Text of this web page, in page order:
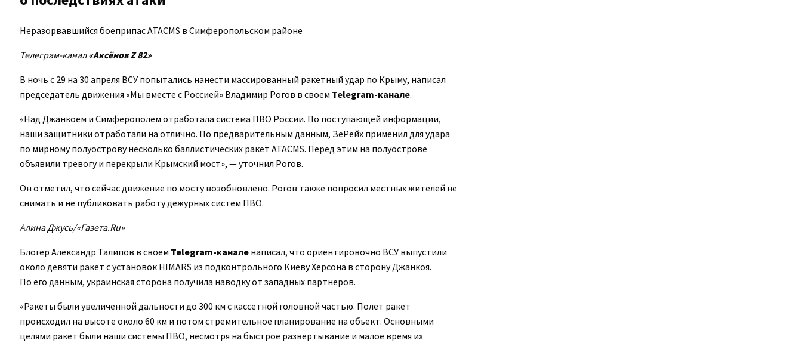
Неразорвавшийся боеприпас ATACMS в Симферопольском районе
Телеграм-канал«Аксёнов Z 82»
В ночь с 29 на 30 апреля ВСУ попытались нанести массированный ракетный удар по Крыму, написал
председатель движения «Мы вместе с Россией» Владимир Рогов в своем Telegram-канале.
«Над Джанкоем и Симферополем отработала система ПВО России. По поступающей информации,
наши защитники отработали на отлично. По предварительным данным, ЗеРейх применил для удара
по мирному полуострову несколько баллистических ракет ATACMS. Перед этим на полуострове
объявили тревогу и перекрыли Крымский мост», — уточнил Рогов.
Он отметил, что сейчас движение по мосту возобновлено. Рогов также попросил местных жителей не
снимать и не публиковать работу дежурных систем ПВО.
Алина Джусь/«Газета.Ru»
Блогер Александр Талипов в своем Telegram-канале написал, что ориентировочно ВСУ выпустили
около девяти ракет с установок HIMARS из подконтрольного Киеву Херсона в сторону Джанкоя.
По его данным, украинская сторона получила наводку от западных партнеров.
«Ракеты были увеличенной дальности до 300 км с кассетной головной частью. Полет ракет
происходил на высоте около 60 км и потом стремительное планирование на объект. Основными
целями ракет были наши системы ПВО, несмотря на быстрое развертывание и малое время их